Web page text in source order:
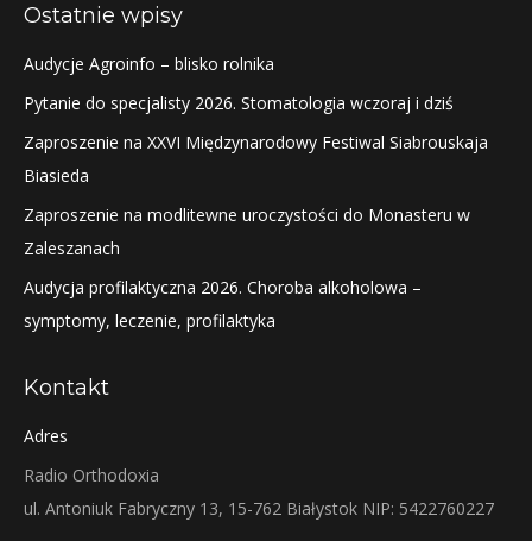
Ostatnie wpisy
Audycje Agroinfo – blisko rolnika
Pytanie do specjalisty 2026. Stomatologia wczoraj i dziś
Zaproszenie na XXVI Międzynarodowy Festiwal Siabrouskaja
Biasieda
Zaproszenie na modlitewne uroczystości do Monasteru w
Zaleszanach
Audycja profilaktyczna 2026. Choroba alkoholowa –
symptomy, leczenie, profilaktyka
Kontakt
Adres
Radio Orthodoxia
ul. Antoniuk Fabryczny 13, 15-762 Białystok NIP: 5422760227